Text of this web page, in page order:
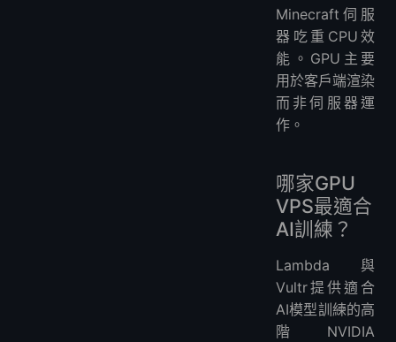
Minecraft伺服
器吃重CPU效
能。GPU主要
用於客戶端渲染
而非伺服器運
作。
哪家GPU
VPS最適合
AI訓練？
Lambda與
Vultr提供適合
AI模型訓練的高
階NVIDIA